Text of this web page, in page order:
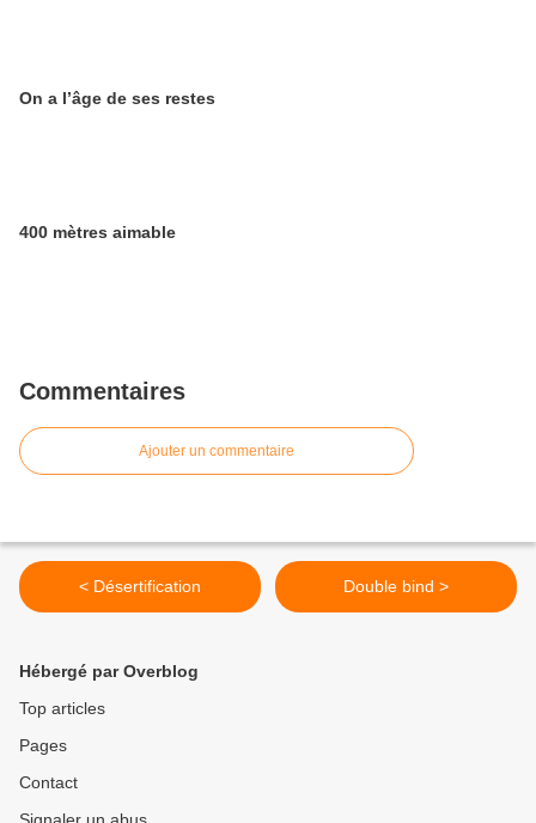
On a l’âge de ses restes
400 mètres aimable
Commentaires
Ajouter un commentaire
< Désertification Double bind >
Hébergé par Overblog
Top articles
Pages
Contact